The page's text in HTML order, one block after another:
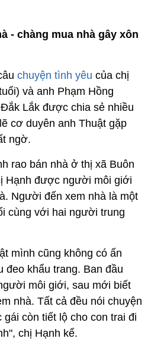
- chàng mua nhà gây xôn
chuyện tình yêu của chị
và anh Phạm Hồng
Lắk được chia sẻ nhiều
cơ duyên anh Thuật gặp
ngờ.
rao bán nhà ở thị xã Buôn
Hạnh được người môi giới
Người đến xem nhà là một
cùng với hai người trung
mình cũng không có ấn
khẩu trang. Ban đầu
môi giới, sau mới biết
nhà. Tất cả đều nói chuyện
còn tiết lộ cho con trai đi
chị Hạnh kể.